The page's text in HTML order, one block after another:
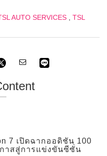
AUTO SERVICES , TSL
7 เปิดฉากออดิชัน 100
าสสู่การแข่งขันซีซั่น